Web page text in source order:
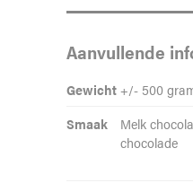
Aanvullende
Gewicht+/- 500
Smaak
Melk
chocolade